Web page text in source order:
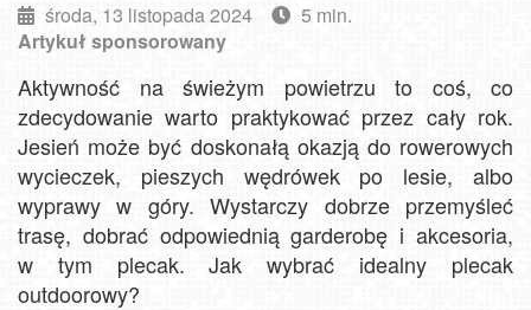
środa, 13 listopada 2024
5 min.
Artykuł sponsorowany
Aktywność na świeżym powietrzu to coś, co
zdecydowanie warto praktykować przez cały rok.
Jesień może być doskonałą okazją do rowerowych
wycieczek, pieszych wędrówek po lesie, albo
wyprawy w góry. Wystarczy dobrze przemyśleć
trasę, dobrać odpowiednią garderobę i akcesoria,
w tym plecak. Jak wybrać idealny plecak
outdoorowy?